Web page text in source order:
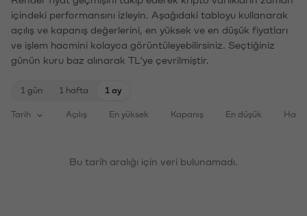
içindeki performansını izleyin. Aşağıdaki tabloyu kullanarak
açılış ve kapanış değerlerini, en yüksek ve en düşük fiyatları
ve işlem hacmini kolayca görüntüleyebilirsiniz. Seçtiğiniz
günün kuru baz alınarak TL'ye çevrilmiştir.
1 gün 1 hafta 1 ay
Tarih Açılış En yüksek Kapanış En düşük
Bu tarih aralığı için veri bulunamadı.